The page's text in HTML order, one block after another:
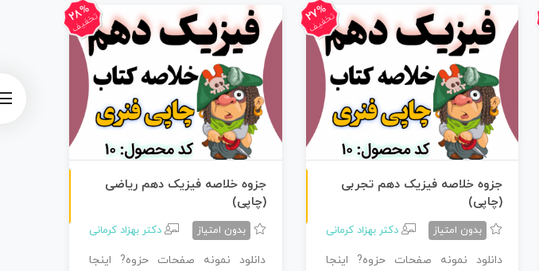
27%
تخفیف
جزوه خلاصه فیزیک دهم تجربی
(چاپی)
بدون امتیاز دکتر بهزاد کرمانی
دانلود نمونه صفحات حزوه? اینجا
28%
تخفیف
جزوه خلاصه فیزیک دهم ریاضی
(چاپی)
بدون امتیاز دکتر بهزاد کرمانی
دانلود نمونه صفحات حزوه? اینجا